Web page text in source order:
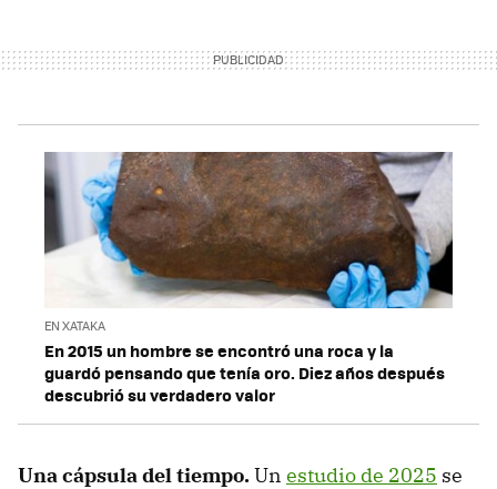
EN XATAKA
En 2015 un hombre se encontró una roca y la
guardó pensando que tenía oro. Diez años después
descubrió su verdadero valor
Una cápsula del tiempo.Un estudio de 2025 se